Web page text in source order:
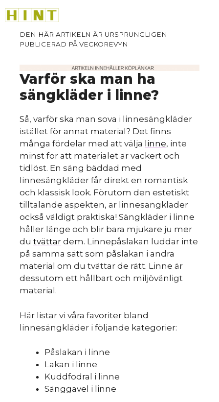
till
innehåll
Varför ska man ha
sängkläder i linne?
Så, varför ska man sova i linnesängkläder
istället för annat material? Det finns
många fördelar med att välja linne, inte
minst för att materialet är vackert och
tidlöst. En säng bäddad med
linnesängkläder får direkt en romantisk
och klassisk look. Förutom den estetiskt
tilltalande aspekten, är linnesängkläder
också väldigt praktiska! Sängkläder i linne
håller länge och blir bara mjukare ju mer
du tvättar dem. Linnepåslakan luddar inte
på samma sätt som påslakan i andra
material om du tvättar de rätt. Linne är
dessutom ett hållbart och miljövänligt
material.
Här listar vi våra favoriter bland
linnesängkläder i följande kategorier:
Påslakan i linne
Lakan i linne
Kuddfodral i linne
Sänggavel i linne